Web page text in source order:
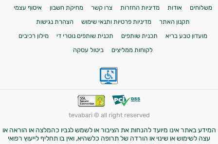
משלוחים אודות מדיניות החזרות צרו קשר מחיקת חשבון
איסוף עצמי
תקנון האתר
מדיניות פרטיות ותנאי שימוש
הצהרת נגישות
מועדון טבע בריא
תכנית שותפים תכנית שותפים נוטרי די
מילון רכיבים
לקוחות ממליצים
ביטול עסקה
tevabari © all right reserved
המידע באתר אינו מיועד להנחות את הציבור או לשמש לגביו כהמלצה או הוראה או
עצה לשימוש או שינוי או הורדה של תרופה כלשהיא, ואין בו תחליף לייעוץ רפואי